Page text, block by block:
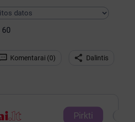
60
Komentarai (0)  Dalintis
Pirkti